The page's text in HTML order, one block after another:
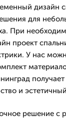
дизайн
для
При
проект
У нас
и
решение с